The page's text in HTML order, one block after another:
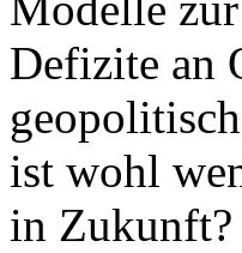
Defizite an
ist wohl
in Zukunft?